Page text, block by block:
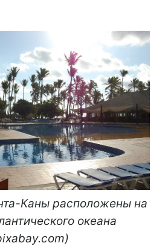
Каны расположены на
океана
com)